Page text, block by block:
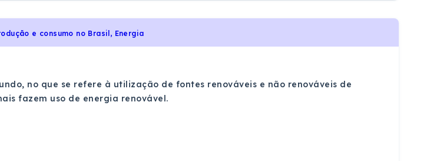
e consumo no Brasil, Energia
no que se refere à utilização de fontes renováveis e não renováveis de
fazem uso de energia renovável.